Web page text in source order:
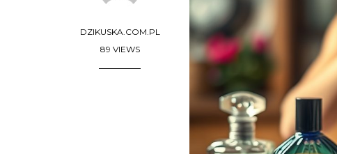
DZIKUSKA.COM.PL
89 VIEWS